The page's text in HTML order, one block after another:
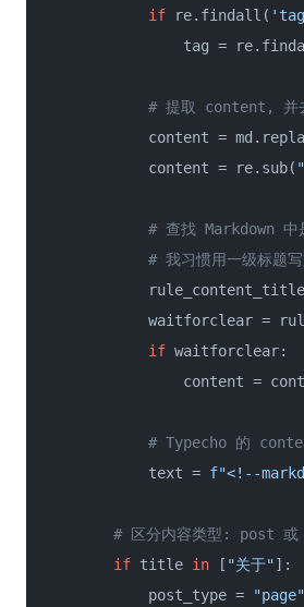
if re.findall(
tag =
# 提取 content, 并
content =
content = re.sub(
# 查找 Markdown 中
# 我习惯用一级标题
rule_content_title
waitforclear =
if waitforclear:
content =
# Typecho 的
text = f"<!--
# 区分内容类型: post 或
if title in [ "关于"]:
post_type =
"page"